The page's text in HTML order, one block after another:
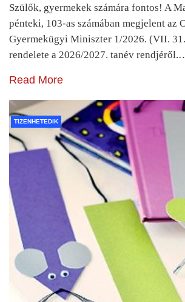
Szülők, gyermekek számára fontos! A
pénteki, 103-as számában megjelent az
Gyermekügyi Miniszter 1/2026. (VII.
rendelete a 2026/2027. tanév
Read More
TIZENHETEDIK